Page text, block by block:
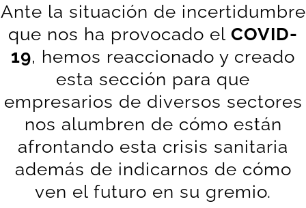
Ante la situación de incertidumbre
que nos ha provocado el COVID-
19, hemos reaccionado y creado
esta sección para que
empresarios de diversos sectores
nos alumbren de cómo están
afrontando esta crisis sanitaria
además de indicarnos de cómo
ven el futuro en su gremio.